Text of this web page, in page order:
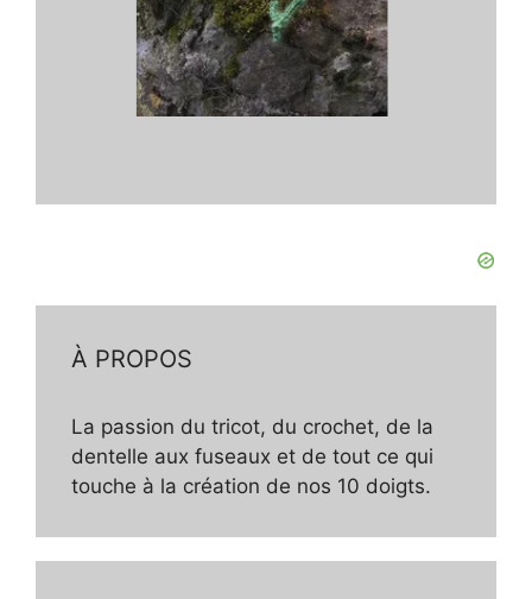
À PROPOS
La passion du tricot, du crochet, de la
dentelle aux fuseaux et de tout ce qui
touche à la création de nos 10 doigts.